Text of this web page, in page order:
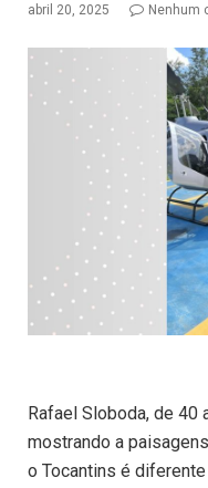
abril 20, 2025 Nenhum
Rafael Sloboda, de 40
mostrando a
o Tocantins é